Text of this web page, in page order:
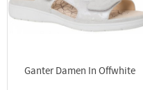
Ganter Damen In Offwhite